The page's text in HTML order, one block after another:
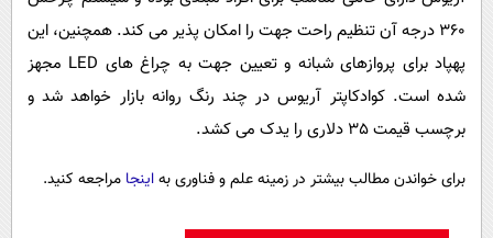
360 درجه آن تنظیم راحت جهت را امکان پذیر می کند. همچنین، این
پهپاد برای پروازهای شبانه و تعیین جهت به چراغ های LED مجهز
شده است. کوادکاپتر آریوس در چند رنگ روانه بازار خواهد شد و
برچسب قیمت 35 دلاری را یدک می کشد.
برای خواندن مطالب بیشتر در زمینه علم و فناوری بهاینجا مراجعه کنید.